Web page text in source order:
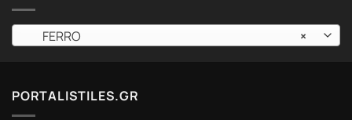
×
FERRO
PORTALISTILES.GR